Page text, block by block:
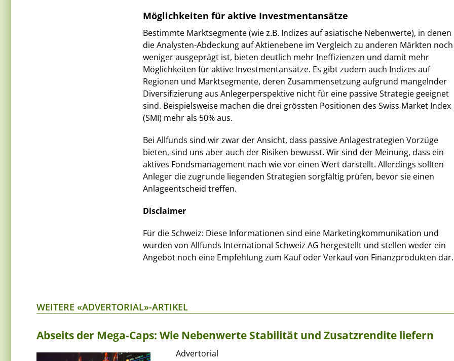
Möglichkeiten für aktive Investmentansätze
Bestimmte Marktsegmente (wie z.B. Indizes auf asiatische Nebenwerte), in denen
die Analysten-Abdeckung auf Aktienebene im Vergleich zu anderen Märkten noch
weniger ausgeprägt ist, bieten deutlich mehr Ineffizienzen und damit mehr
Möglichkeiten für aktive Investmentansätze. Es gibt zudem auch Indizes auf
Regionen und Marktsegmente, deren Zusammensetzung aufgrund mangelnder
Diversifizierung aus Anlegerperspektive nicht für eine passive Strategie geeignet
sind. Beispielsweise machen die drei grössten Positionen des Swiss Market Index
(SMI) mehr als 50% aus.
Bei Allfunds sind wir zwar der Ansicht, dass passive Anlagestrategien Vorzüge
bieten, sind uns aber auch der Risiken bewusst. Wir sind der Meinung, dass ein
aktives Fondsmanagement nach wie vor einen Wert darstellt. Allerdings sollten
Anleger die zugrunde liegenden Strategien sorgfältig prüfen, bevor sie einen
Anlageentscheid treffen.
Disclaimer
Für die Schweiz: Diese Informationen sind eine Marketingkommunikation und
wurden von Allfunds International Schweiz AG hergestellt und stellen weder ein
Angebot noch eine Empfehlung zum Kauf oder Verkauf von Finanzprodukten dar.
WEITERE «ADVERTORIAL»-ARTIKEL
Abseits der Mega-Caps: Wie Nebenwerte Stabilität und Zusatzrendite liefern
Advertorial